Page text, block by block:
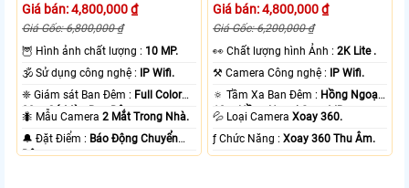
Giá bán: 4,800,000 ₫
Giá Gốc: 6,800,000 ₫
🦉 Hình ảnh chất lượng : 10 MP.
🕉️ Sử dụng công nghệ : IP Wifi.
❈ Giám sát Ban Đêm : Full Color
20m Có Màu Ban Ðêm.
🐜 Mẫu Camera2 Mắt Trong Nhà.
️🔔 Đặt Điểm : Báo Động Chuyển
Động.
Giá bán: 4,800,000 ₫
Giá Gốc: 6,200,000 ₫
️👀 Chất lượng hình Ảnh :2K Lite .
⚒ Camera Công nghệ : IP Wifi.
🔅 Tầm Xa Ban Đêm : Hồng Ngoại
10m Hồng Ngoại Smart IR.
💦 Loại CameraXoay 360.
️ƒ Chức Năng :Xoay 360 Thu Âm.